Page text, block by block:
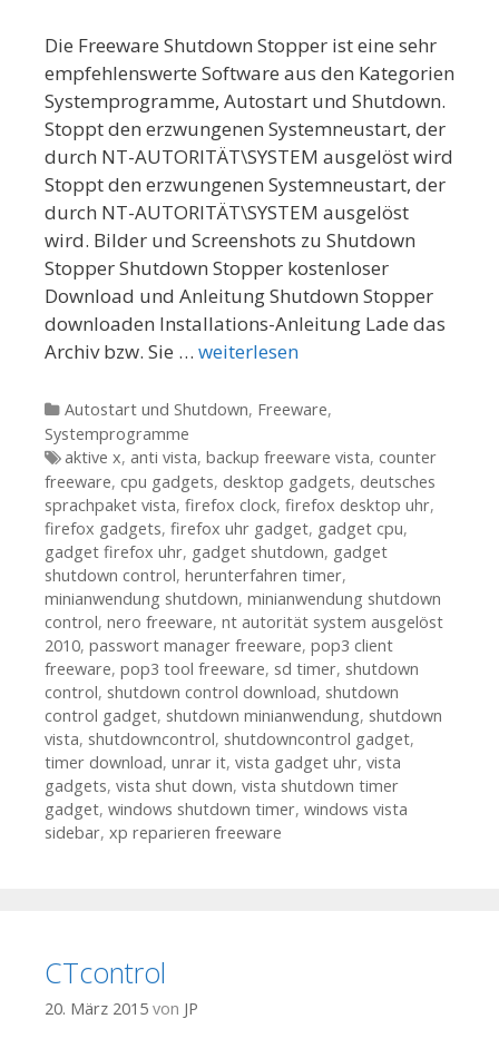
Die Freeware Shutdown Stopper ist eine sehr
empfehlenswerte Software aus den Kategorien
Systemprogramme, Autostart und Shutdown.
Stoppt den erzwungenen Systemneustart, der
durch NT-AUTORITÄT\SYSTEM ausgelöst wird
Stoppt den erzwungenen Systemneustart, der
durch NT-AUTORITÄT\SYSTEM ausgelöst
wird. Bilder und Screenshots zu Shutdown
Stopper Shutdown Stopper kostenloser
Download und Anleitung Shutdown Stopper
downloaden Installations-Anleitung Lade das
Archiv bzw. Sie … weiterlesen
Kategorien
Autostart und Shutdown, Freeware,
Systemprogramme
Tags
aktive x, anti vista, backup freeware vista, counter
freeware, cpu gadgets, desktop gadgets, deutsches
sprachpaket vista, firefox clock, firefox desktop uhr,
firefox gadgets, firefox uhr gadget, gadget cpu,
gadget firefox uhr, gadget shutdown, gadget
shutdown control, herunterfahren timer,
minianwendung shutdown, minianwendung shutdown
control, nero freeware, nt autorität system ausgelöst
2010, passwort manager freeware, pop3 client
freeware, pop3 tool freeware, sd timer, shutdown
control, shutdown control download, shutdown
control gadget, shutdown minianwendung, shutdown
vista, shutdowncontrol, shutdowncontrol gadget,
timer download, unrar it, vista gadget uhr, vista
gadgets, vista shut down, vista shutdown timer
gadget, windows shutdown timer, windows vista
sidebar, xp reparieren freeware
CTcontrol
20. März 2015 von JP